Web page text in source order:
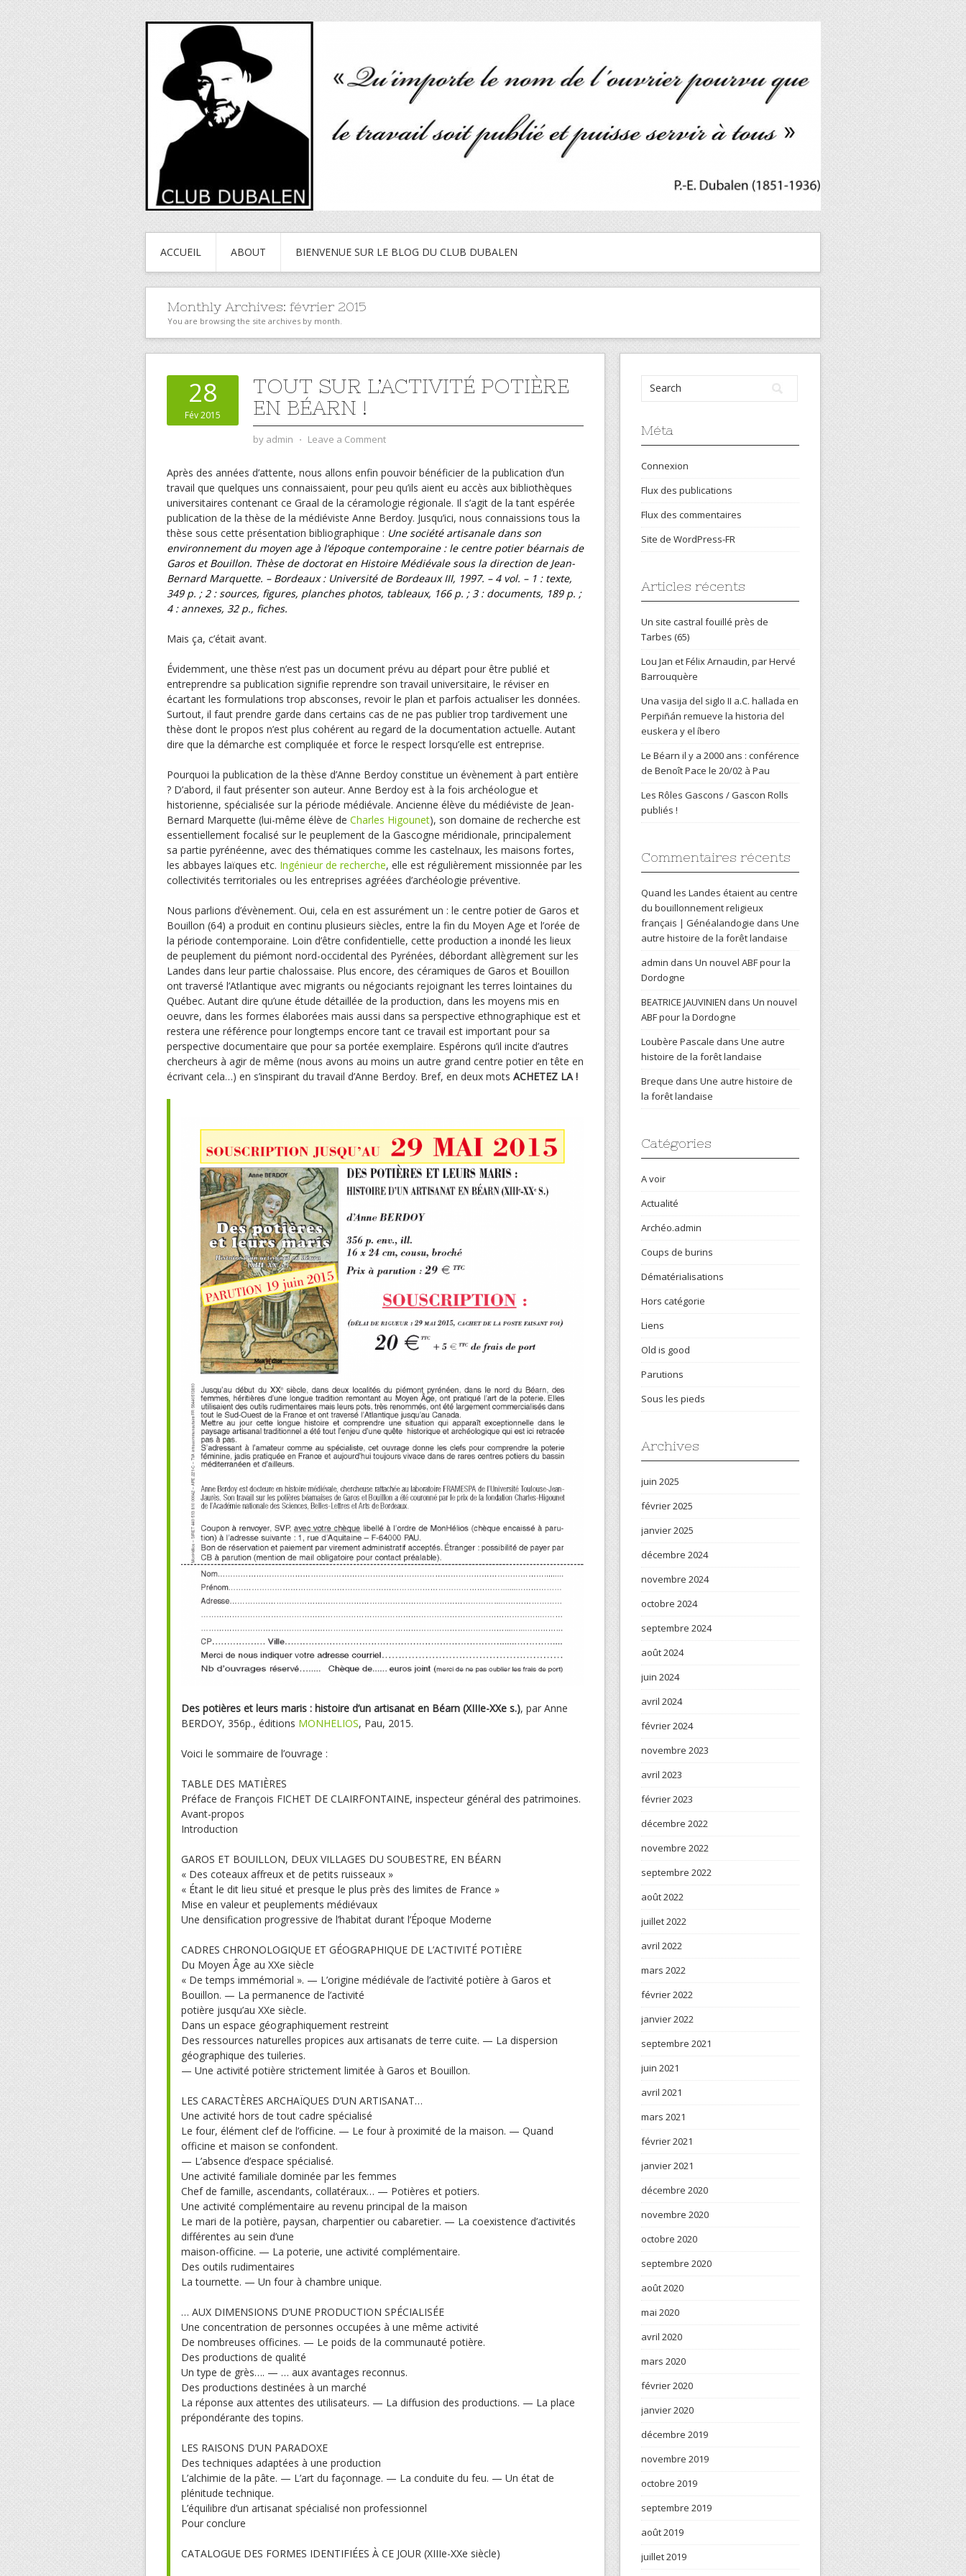
ACCUEIL ABOUT BIENVENUE SUR LE BLOG DU CLUB DUBALEN
Monthly Archives: février 2015
You are browsing the site archives by month.
28
Fév 2015
TOUT SUR L’ACTIVITÉ POTIÈRE
EN BÉARN !
by admin ⋅ Leave a Comment
Après des années d’attente, nous allons enfin pouvoir bénéficier de la publication d’un
travail que quelques uns connaissaient, pour peu qu’ils aient eu accès aux bibliothèques
universitaires contenant ce Graal de la céramologie régionale. Il s’agit de la tant espérée
publication de la thèse de la médiéviste Anne Berdoy. Jusqu’ici, nous connaissions tous la
thèse sous cette présentation bibliographique : Une société artisanale dans son
environnement du moyen age à l’époque contemporaine : le centre potier béarnais de
Garos et Bouillon. Thèse de doctorat en Histoire Médiévale sous la direction de Jean-
Bernard Marquette. – Bordeaux : Université de Bordeaux III, 1997. – 4 vol. – 1 : texte,
349 p. ; 2 : sources, figures, planches photos, tableaux, 166 p. ; 3 : documents, 189 p. ;
4 : annexes, 32 p., fiches.
Mais ça, c’était avant.
Évidemment, une thèse n’est pas un document prévu au départ pour être publié et
entreprendre sa publication signifie reprendre son travail universitaire, le réviser en
écartant les formulations trop absconses, revoir le plan et parfois actualiser les données.
Surtout, il faut prendre garde dans certains cas de ne pas publier trop tardivement une
thèse dont le propos n’est plus cohérent au regard de la documentation actuelle. Autant
dire que la démarche est compliquée et force le respect lorsqu’elle est entreprise.
Pourquoi la publication de la thèse d’Anne Berdoy constitue un évènement à part entière
? D’abord, il faut présenter son auteur. Anne Berdoy est à la fois archéologue et
historienne, spécialisée sur la période médiévale. Ancienne élève du médiéviste de Jean-
Bernard Marquette (lui-même élève de Charles Higounet), son domaine de recherche est
essentiellement focalisé sur le peuplement de la Gascogne méridionale, principalement
sa partie pyrénéenne, avec des thématiques comme les castelnaux, les maisons fortes,
les abbayes laïques etc. Ingénieur de recherche, elle est régulièrement missionnée par les
collectivités territoriales ou les entreprises agréées d’archéologie préventive.
Nous parlions d’évènement. Oui, cela en est assurément un : le centre potier de Garos et
Bouillon (64) a produit en continu plusieurs siècles, entre la fin du Moyen Age et l’orée de
la période contemporaine. Loin d’être confidentielle, cette production a inondé les lieux
de peuplement du piémont nord-occidental des Pyrénées, débordant allègrement sur les
Landes dans leur partie chalossaise. Plus encore, des céramiques de Garos et Bouillon
ont traversé l’Atlantique avec migrants ou négociants rejoignant les terres lointaines du
Québec. Autant dire qu’une étude détaillée de la production, dans les moyens mis en
oeuvre, dans les formes élaborées mais aussi dans sa perspective ethnographique est et
restera une référence pour longtemps encore tant ce travail est important pour sa
perspective documentaire que pour sa portée exemplaire. Espérons qu’il incite d’autres
chercheurs à agir de même (nous avons au moins un autre grand centre potier en tête en
écrivant cela…) en s’inspirant du travail d’Anne Berdoy. Bref, en deux mots ACHETEZ LA !
Des potières et leurs maris : histoire d’un artisanat en Béarn (XIIIe-XXe s.), par Anne
BERDOY, 356p., éditions MONHELIOS, Pau, 2015.
Voici le sommaire de l’ouvrage :
TABLE DES MATIÈRES
Préface de François FICHET DE CLAIRFONTAINE, inspecteur général des patrimoines.
Avant-propos
Introduction
GAROS ET BOUILLON, DEUX VILLAGES DU SOUBESTRE, EN BÉARN
« Des coteaux affreux et de petits ruisseaux »
« Étant le dit lieu situé et presque le plus près des limites de France »
Mise en valeur et peuplements médiévaux
Une densification progressive de l’habitat durant l’Époque Moderne
CADRES CHRONOLOGIQUE ET GÉOGRAPHIQUE DE L’ACTIVITÉ POTIÈRE
Du Moyen Âge au XXe siècle
« De temps immémorial ». — L’origine médiévale de l’activité potière à Garos et
Bouillon. — La permanence de l’activité
potière jusqu’au XXe siècle.
Dans un espace géographiquement restreint
Des ressources naturelles propices aux artisanats de terre cuite. — La dispersion
géographique des tuileries.
— Une activité potière strictement limitée à Garos et Bouillon.
LES CARACTÈRES ARCHAÏQUES D’UN ARTISANAT…
Une activité hors de tout cadre spécialisé
Le four, élément clef de l’officine. — Le four à proximité de la maison. — Quand
officine et maison se confondent.
— L’absence d’espace spécialisé.
Une activité familiale dominée par les femmes
Chef de famille, ascendants, collatéraux… — Potières et potiers.
Une activité complémentaire au revenu principal de la maison
Le mari de la potière, paysan, charpentier ou cabaretier. — La coexistence d’activités
différentes au sein d’une
maison-officine. — La poterie, une activité complémentaire.
Des outils rudimentaires
La tournette. — Un four à chambre unique.
… AUX DIMENSIONS D’UNE PRODUCTION SPÉCIALISÉE
Une concentration de personnes occupées à une même activité
De nombreuses officines. — Le poids de la communauté potière.
Des productions de qualité
Un type de grès…. — … aux avantages reconnus.
Des productions destinées à un marché
La réponse aux attentes des utilisateurs. — La diffusion des productions. — La place
prépondérante des topins.
LES RAISONS D’UN PARADOXE
Des techniques adaptées à une production
L’alchimie de la pâte. — L’art du façonnage. — La conduite du feu. — Un état de
plénitude technique.
L’équilibre d’un artisanat spécialisé non professionnel
Pour conclure
CATALOGUE DES FORMES IDENTIFIÉES À CE JOUR (XIIIe-XXe siècle)
Méta
Connexion
Flux des publications
Flux des commentaires
Site de WordPress-FR
Articles récents
Un site castral fouillé près de
Tarbes (65)
Lou Jan et Félix Arnaudin, par Hervé
Barrouquère
Una vasija del siglo II a.C. hallada en
Perpiñán remueve la historia del
euskera y el íbero
Le Béarn il y a 2000 ans : conférence
de Benoît Pace le 20/02 à Pau
Les Rôles Gascons / Gascon Rolls
publiés !
Commentaires récents
Quand les Landes étaient au centre
du bouillonnement religieux
français | Généalandogie dans Une
autre histoire de la forêt landaise
admin dans Un nouvel ABF pour la
Dordogne
BEATRICE JAUVINIEN dans Un nouvel
ABF pour la Dordogne
Loubère Pascale dans Une autre
histoire de la forêt landaise
Breque dans Une autre histoire de
la forêt landaise
Catégories
A voir
Actualité
Archéo.admin
Coups de burins
Dématérialisations
Hors catégorie
Liens
Old is good
Parutions
Sous les pieds
Archives
juin 2025
février 2025
janvier 2025
décembre 2024
novembre 2024
octobre 2024
septembre 2024
août 2024
juin 2024
avril 2024
février 2024
novembre 2023
avril 2023
février 2023
décembre 2022
novembre 2022
septembre 2022
août 2022
juillet 2022
avril 2022
mars 2022
février 2022
janvier 2022
septembre 2021
juin 2021
avril 2021
mars 2021
février 2021
janvier 2021
décembre 2020
novembre 2020
octobre 2020
septembre 2020
août 2020
mai 2020
avril 2020
mars 2020
février 2020
janvier 2020
décembre 2019
novembre 2019
octobre 2019
septembre 2019
août 2019
juillet 2019